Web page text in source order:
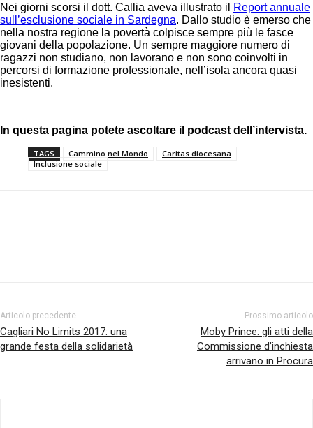
Nei giorni scorsi il dott. Callia aveva illustrato il
Report annuale
sull’esclusione sociale in Sardegna. Dallo studio è emerso che
nella nostra regione la povertà colpisce sempre più le fasce
giovani della popolazione. Un sempre maggiore numero di
ragazzi non studiano, non lavorano e non sono coinvolti in
percorsi di formazione professionale, nell’isola ancora quasi
inesistenti.
In questa pagina potete ascoltare il podcast dell’intervista.
TAGS Cammino nel Mondo
Caritas diocesana
Inclusione sociale
Articolo precedente
Cagliari No Limits 2017: una
grande festa della solidarietà
Prossimo articolo
Moby Prince: gli atti della
Commissione d’inchiesta
arrivano in Procura